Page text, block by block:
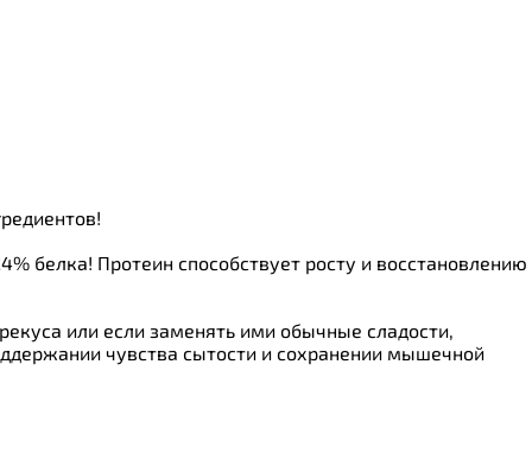
белка! Протеин способствует росту и восстановлению
или если заменять ими обычные сладости,
чувства сытости и сохранении мышечной